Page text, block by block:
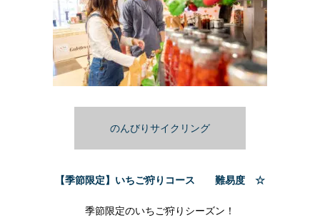
のんびりサイクリング
【季節限定】いちご狩り コース 難易度 ☆
季節限定のいちご狩りシーズン！